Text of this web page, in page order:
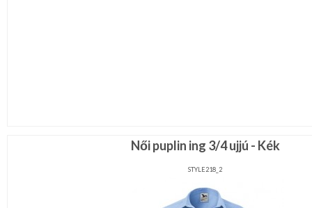
Női puplin ing 3/4 ujjú - Kék
STYLE218_2